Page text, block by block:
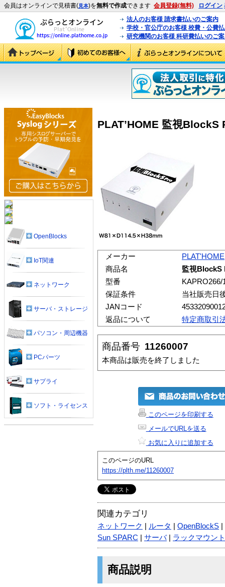
会員はオンラインで見積書(見本)を無料で作成できます 会員登録(無料) ログイン
法人のお客様 請求書払いのご案内
学校・官公庁のお客様 校費・公費
研究機関のお客様 科研費払いのご
PLAT’HOME 監視
メーカー
PLAT'HOME
商品名
監視BlockS
型番
KAPRO266/
保証条件
当社販売日
JANコード
返品について
特定商取引
商品番号 11260007
本商品は販売を終了しました
このページを印刷する
メールでURLを送る
お気に入りに追加する
このページのURL
https://plth.me/11260007
関連カテゴリ
ネットワーク ルータ OpenBlockS
Sun SPARC
サーバ| ラックマウン
商品説明
OpenBlocks
IoT関連
ネットワーク
サーバ・ストレージ
パソコン・周辺機器
PCパーツ
サプライ
ソフト・ライセンス